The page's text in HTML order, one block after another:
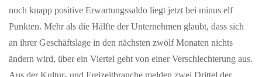
noch knapp positive Erwartungssaldo liegt jetzt bei minus elf
Punkten. Mehr als die Hälfte der Unternehmen glaubt, dass sich
an ihrer Geschäftslage in den nächsten zwölf Monaten nichts
ändern wird, über ein Viertel geht von einer Verschlechterung aus.